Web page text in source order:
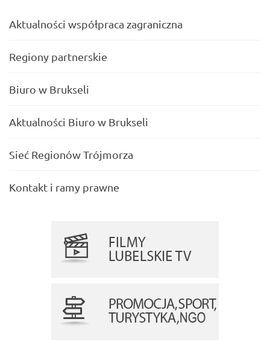
Aktualności współpraca zagraniczna
Regiony partnerskie
Biuro w Brukseli
Aktualności Biuro w Brukseli
Sieć Regionów Trójmorza
Kontakt i ramy prawne